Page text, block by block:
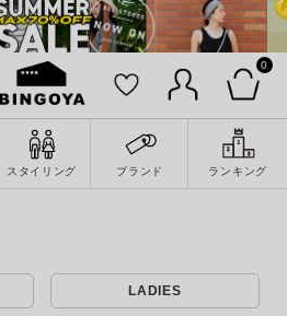
0
スタイリング ブランド ランキング
詳細検索
LADIES